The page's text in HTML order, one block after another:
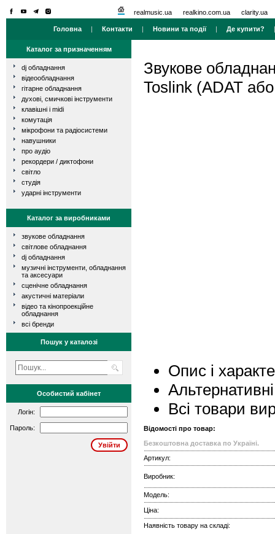
realmusic.ua realkino.com.ua clarity.ua
Головна | Контакти | Новини та події| Де купити?
Каталог за призначенням
dj обладнання
відеообладнання
гітарне обладнання
духові, смичкові інструменти
клавішні і midi
комутація
мікрофони та радіосистеми
навушники
про аудіо
рекордери / диктофони
світло
студія
ударні інструменти
Каталог за виробниками
звукове обладнання
світлове обладнання
dj обладнання
музичні інструменти, обладнання
та аксесуари
сценічне обладнання
акустичні матеріали
відео та кінопроекційне
обладнання
всі бренди
Пошук у каталозі
Особистий кабінет
Логін:
Пароль:
Звукове
Toslink (ADAT
Опис і
Всі товари
Відомості про товар:
Безкоштовна доставка по Україні.
Артикул:
Виробник:
Модель:
Ціна:
Наявність товару на складі: